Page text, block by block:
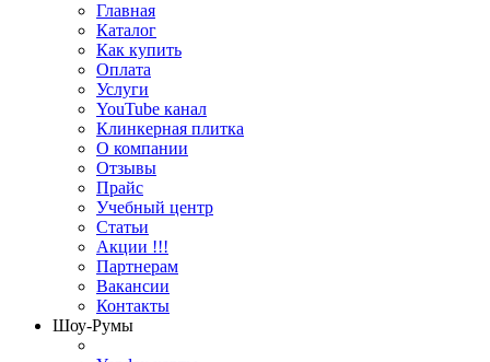
Главная
Каталог
Как купить
Оплата
Услуги
YouTube канал
Клинкерная плитка
О компании
Отзывы
Прайс
Учебный центр
Статьи
Акции !!!
Партнерам
Вакансии
Контакты
Шоу-Румы